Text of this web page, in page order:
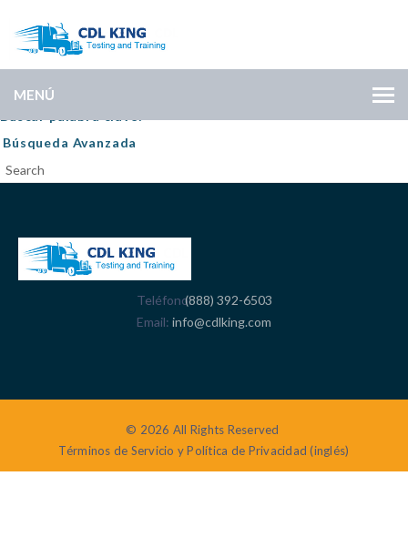
MENÚ
Buscar
Búsqueda Avanzada
Search
Teléfono(888) 392-6503
Email info@cdlking.com
© 2026 All Rights Reserved
Términos de Servicio y Política de Privacidad (inglés)